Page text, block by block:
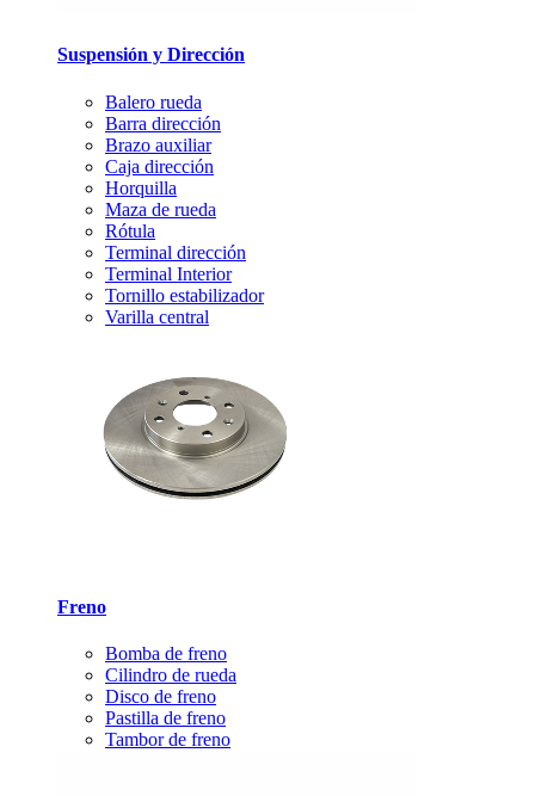
Suspensión y Dirección
Balero rueda
Barra dirección
Brazo auxiliar
Caja dirección
Horquilla
Maza de rueda
Rótula
Terminal dirección
Terminal Interior
Tornillo estabilizador
Varilla central
Freno
Bomba de freno
Cilindro de rueda
Disco de freno
Pastilla de freno
Tambor de freno